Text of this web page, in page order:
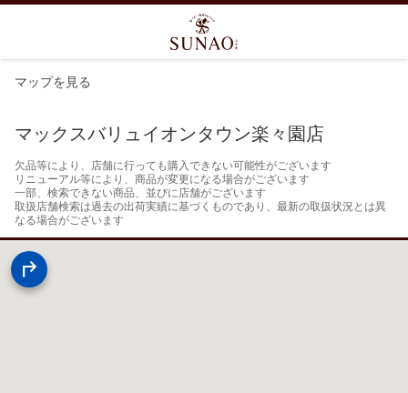
マップを見る
マックスバリュイオンタウン楽々園店
欠品等により、店舗に行っても購入できない可能性がございます
リニューアル等により、商品が変更になる場合がございます
一部、検索できない商品、並びに店舗がございます
取扱店舗検索は過去の出荷実績に基づくものであり、最新の取扱状況とは異
なる場合がございます